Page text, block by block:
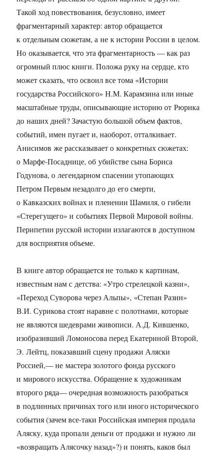
Такой ход повествования, безусловно, имеет
фрагментарный характер: автор обращается
к отдельным сюжетам, а не к истории России в целом.
Но оказывается, что эта фрагментарность — как раз
огромный плюс книги. Положа руку на сердце, кто
может сказать, что освоил все тома «Истории
государства Российского» Н.М. Карамзина или иные
масштабные труды, описывающие историю от Рюрика
до наших дней? Зачастую большой объем фактов,
событий, имен пугает и, наоборот, отталкивает.
Анисимов же рассказывает о конкретных сюжетах:
о Марфе-Посаднице, об убийстве сына Бориса
Годунова, о легендарном спасении утопающих
Петром Первым незадолго до его смерти,
о Кавказских войнах и пленении Шамиля, о гибели
«Стерегущего» и событиях Первой Мировой войны.
Перипетии русской истории излагаются в доступном
для восприятия объеме.
В книге автор обращается не только к картинам,
известным нам с детства: «Утро стрелецкой казни»,
«Переход Суворова через Альпы», «Степан Разин»
В.И. Сурикова стоят наравне с полотнами, которые
не являются шедеврами живописи. А.Д. Кившенко,
изобразивший Ломоносова перед Екатериной Второй,
Э. Лейтц, показавший сцену продажи Аляски
Россией,— не мастера золотого фонда русского
и мирового искусства. Обращение к художникам
второго ряда— очередная возможность разобраться
в подлинных причинах того или иного исторического
события (зачем все-таки Российская империя продала
Аляску, куда пропали деньги от продажи и нужно ли
«возвращать Алясочку назад»?) и понять, каков был